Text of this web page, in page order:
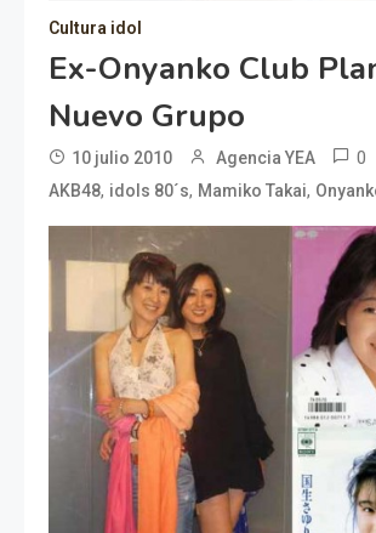
Cultura idol
Ex-Onyanko Club
Nuevo Grupo
10 julio 2010 Agencia YEA 0
AKB48, idols 80´s, Mamiko Takai,